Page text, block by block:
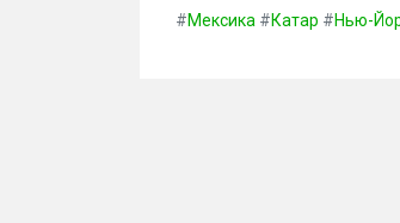
#Мексика #Катар #Нью-